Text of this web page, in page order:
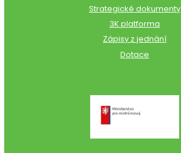
Strategické dokumenty
3K platforma
Zápisy z jednání
Dotace